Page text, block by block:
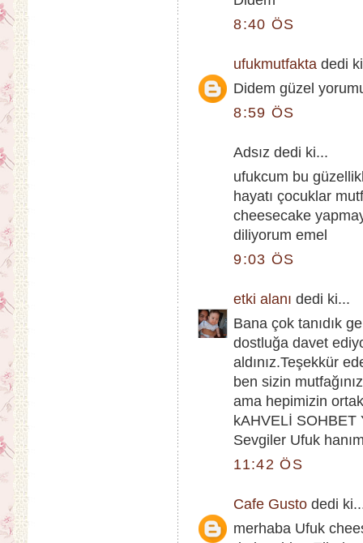
8:40 ÖS
ufukmutfakta dedi
Didem güzel
8:59 ÖS
Adsız dedi ki...
ufukcum bu
hayatı çocuklar
cheesecake
diliyorum emel
9:03 ÖS
etki alanı dedi ki...
Bana çok tanıdık
dostluğa davet
aldınız.Teşekkür
ben sizin
ama hepimizin
kAHVELİ SOHBET
Sevgiler Ufuk
11:42 ÖS
Cafe Gusto dedi
merhaba Ufuk